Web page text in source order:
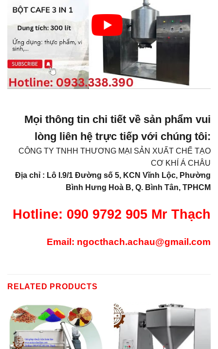
Mọi thông tin chi tiết về sản phẩm vui
lòng liên hệ trực tiếp với chúng tôi:
CÔNG TY TNHH THƯƠNG MẠI SẢN XUẤT CHẾ TẠO
CƠ KHÍ Á CHÂU
Địa chỉ : Lô I.9/1 Đường số 5, KCN Vĩnh Lộc, Phường
Bình Hưng Hoà B, Q. Bình Tân, TPHCM
Hotline: 090 9792 905 Mr Thạch
Email: ngocthach.achau@gmail.com
RELATED PRODUCTS